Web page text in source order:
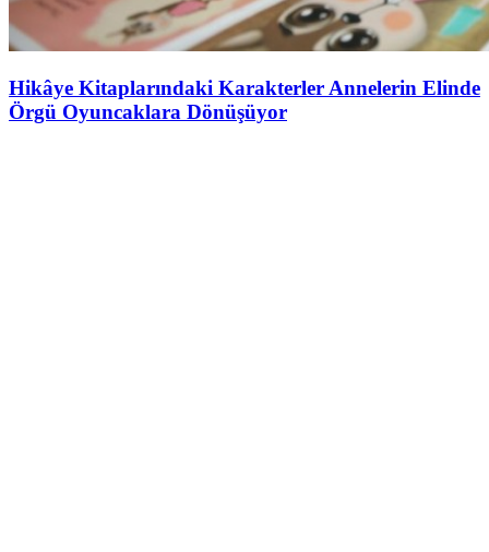
Hikâye Kitaplarındaki Karakterler Annelerin Elinde
Örgü Oyuncaklara Dönüşüyor